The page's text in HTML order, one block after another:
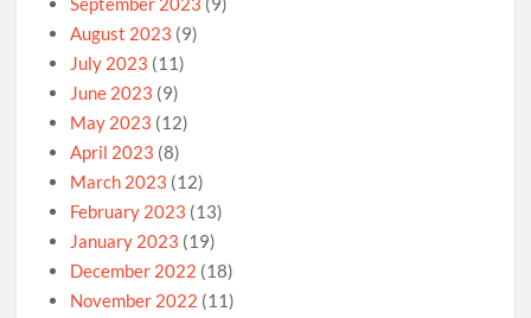
August 2023 (9)
July 2023 (11)
June 2023 (9)
May 2023 (12)
April 2023 (8)
March 2023 (12)
February 2023 (13)
January 2023 (19)
December 2022 (18)
November 2022 (11)